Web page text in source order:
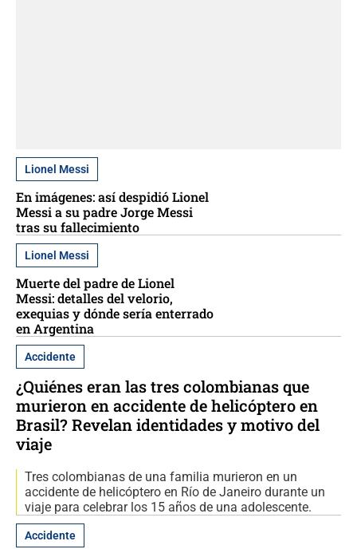
Lionel Messi
En imágenes: así despidió Lionel
Messi a su padre Jorge Messi
tras su fallecimiento
Lionel Messi
Muerte del padre de Lionel
Messi: detalles del velorio,
exequias y dónde sería enterrado
en Argentina
Accidente
¿Quiénes eran las tres colombianas que
murieron en accidente de helicóptero en
Brasil? Revelan identidades y motivo del
viaje
Tres colombianas de una familia murieron en un
accidente de helicóptero en Río de Janeiro durante un
viaje para celebrar los 15 años de una adolescente.
Accidente